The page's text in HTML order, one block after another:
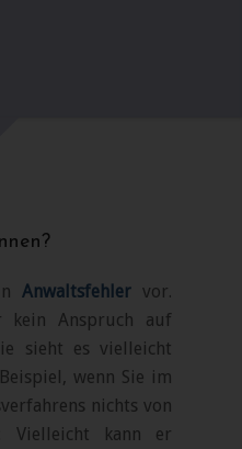
Anwaltsfehler vor.
kein Anspruch auf
sieht es vielleicht
wenn Sie im
nichts von
Vielleicht kann er